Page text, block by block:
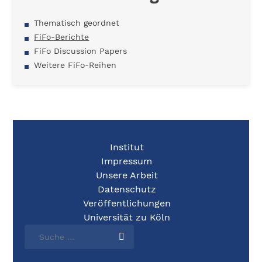
Thematisch geordnet
FiFo-Berichte
FiFo Discussion Papers
Weitere FiFo-Reihen
Institut
Impressum
Unsere Arbeit
Datenschutz
Veröffentlichungen
Universität zu Köln